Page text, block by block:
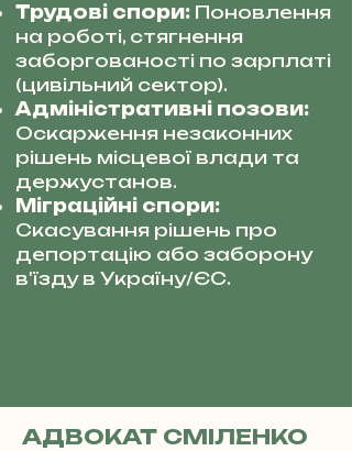
Трудові спори: Поновлення
на роботі, стягнення
заборгованості по зарплаті
(цивільний сектор).
Адміністративні позови:
Оскарження незаконних
рішень місцевої влади та
держустанов.
Міграційні спори:
Скасування рішень про
депортацію або заборону
в'їзду в Україну/ЄС.
АДВОКАТ СМІЛЕНКО